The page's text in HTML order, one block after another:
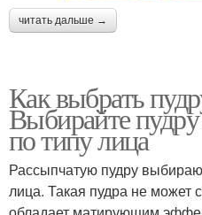
читать дальше →
Как выбрать
Выбирайте
по типу лица
Рассыпчатую пудру
лица. Такая пудра не может